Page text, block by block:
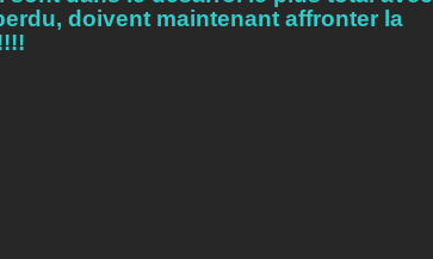
doivent maintenant affronter la